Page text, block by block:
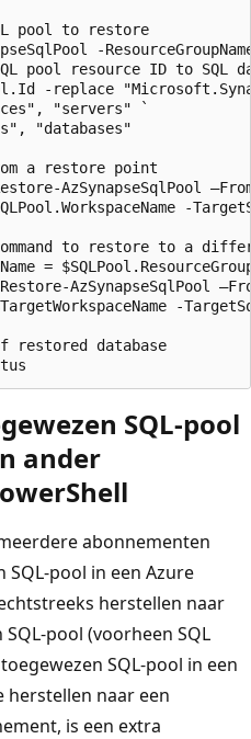
pool to restore
-
pool resource ID to
-replace
"servers" `
"databases"
a restore point
AzSynapseSqlPool
-
to restore to a
=
AzSynapseSqlPool
-
database
SQL-pool
ander
abonnementen
pool in een Azure
herstellen naar
pool (voorheen SQL
SQL-pool in een
herstellen naar een
is een extra